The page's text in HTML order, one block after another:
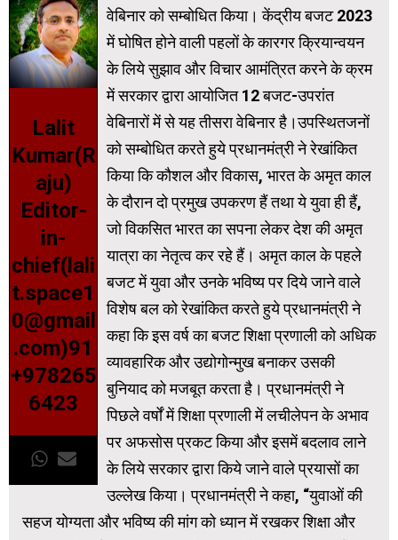
Lalit
Kumar(R
aju)
Editor-
in-
chief(lali
t.space1
0@gmail
.com)91
+978265
6423
वेबिनार को सम्बोधित किया। केंद्रीय बजट 2023
में घोषित होने वाली पहलों के कारगर क्रियान्वयन
के लिये सुझाव और विचार आमंत्रित करने के क्रम
में सरकार द्वारा आयोजित 12 बजट-उपरांत
वेबिनारों में से यह तीसरा वेबिनार है।उपस्थितजनों
को सम्बोधित करते हुये प्रधानमंत्री ने रेखांकित
किया कि कौशल और विकास, भारत के अमृत काल
के दौरान दो प्रमुख उपकरण हैं तथा ये युवा ही हैं,
जो विकसित भारत का सपना लेकर देश की अमृत
यात्रा का नेतृत्व कर रहे हैं। अमृत काल के पहले
बजट में युवा और उनके भविष्य पर दिये जाने वाले
विशेष बल को रेखांकित करते हुये प्रधानमंत्री ने
कहा कि इस वर्ष का बजट शिक्षा प्रणाली को अधिक
व्यावहारिक और उद्योगोन्मुख बनाकर उसकी
बुनियाद को मजबूत करता है। प्रधानमंत्री ने
पिछले वर्षों में शिक्षा प्रणाली में लचीलेपन के अभाव
पर अफसोस प्रकट किया और इसमें बदलाव लाने
के लिये सरकार द्वारा किये जाने वाले प्रयासों का
उल्लेख किया। प्रधानमंत्री ने कहा, “युवाओं की
सहज योग्यता और भविष्य की मांग को ध्यान में रखकर शिक्षा और